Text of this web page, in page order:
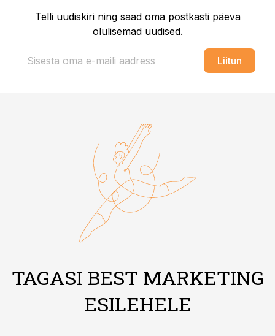
Telli uudiskiri ning saad oma postkasti päeva
olulisemad uudised.
Liitun
TAGASI BEST MARKETING
ESILEHELE